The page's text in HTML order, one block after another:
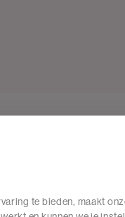
te bieden, maakt